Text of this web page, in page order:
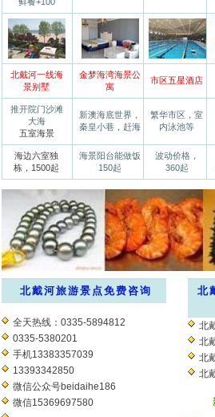
北戴河一线海
景别墅
金梦海湾海景公
寓
市区五星酒店
推开院门沙滩
大海
五室海景
新澳海底世界，
秦皇小巷，赶海
繁华市区，室
内泳池等
海边六室独
栋，1500起
海景阳台能做饭
150起
波动价格，
360起
北戴河旅游景点免费咨询
全天热线：0335-5894812
0335-5380201
手机13383357039
13393342850
微信公众号beidaihe186
微信15369697580
北
北
北
北
北